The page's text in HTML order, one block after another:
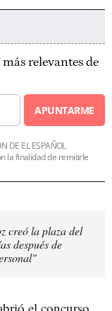
relevantes de
APUNTARME
DE EL ESPAÑOL
la finalidad de remitirle
creó la plaza del
después de